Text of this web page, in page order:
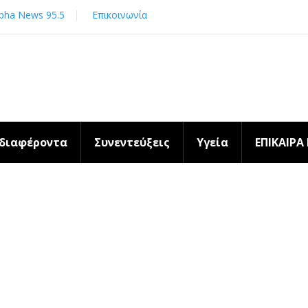
News 95.5 Επικοινωνία
Συνεντεύξεις Υγεία